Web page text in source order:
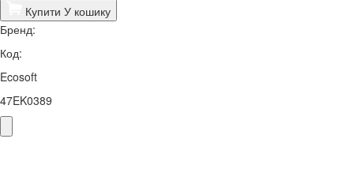
Купити У кошику
Бренд:
Код:
Ecosoft
47EK0389